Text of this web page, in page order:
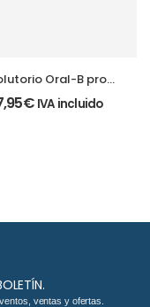
Oral-B pro-
expert 2×500
€ IVA incluido
ventas y ofertas.